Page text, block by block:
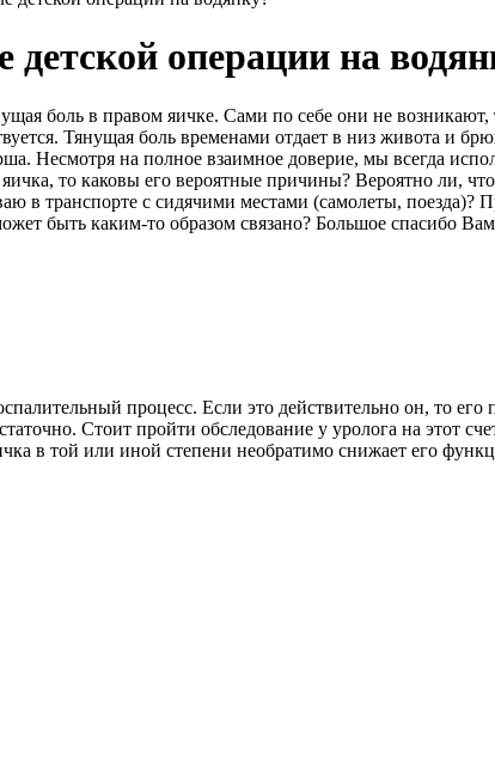
операции на
боль в правом яичке. Сами по себе они не возникают,
Тянущая боль временами отдает в низ живота и
Несмотря на полное взаимное доверие, мы всегда
то каковы его вероятные причины? Вероятно ли,
в транспорте с сидячими местами (самолеты, поезда)?
быть каким-то образом связано? Большое спасибо
процесс. Если это действительно он, то
Стоит пройти обследование у уролога на этот
в той или иной степени необратимо снижает его